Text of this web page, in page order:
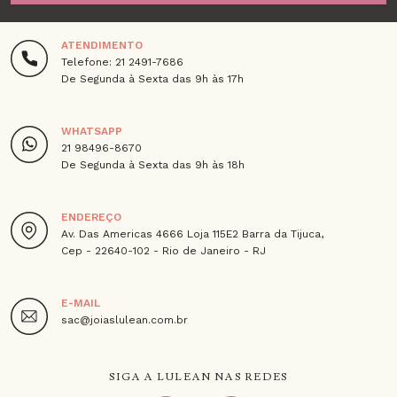
ATENDIMENTO
Telefone: 21 2491-7686
De Segunda à Sexta das 9h às 17h
WHATSAPP
21 98496-8670
De Segunda à Sexta das 9h às 18h
ENDEREÇO
Av. Das Americas 4666 Loja 115E2 Barra da Tijuca,
Cep - 22640-102 - Rio de Janeiro - RJ
E-MAIL
sac@joiaslulean.com.br
SIGA A LULEAN NAS REDES